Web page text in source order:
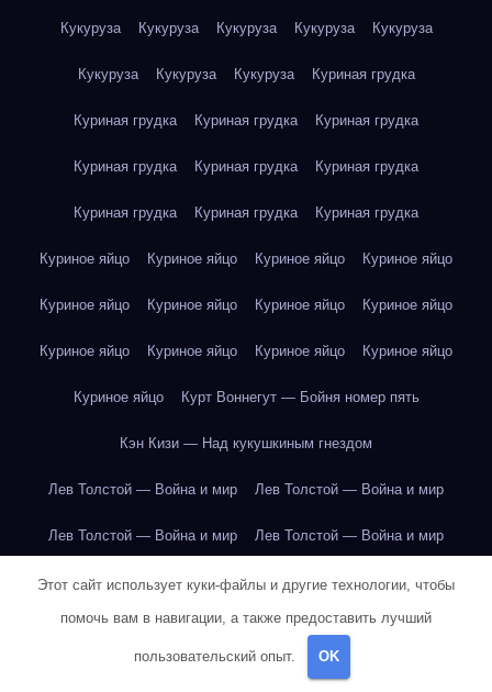
Кукуруза Кукуруза Кукуруза Кукуруза Кукуруза
Кукуруза Кукуруза Кукуруза Куриная грудка
Куриная грудка Куриная грудка Куриная грудка
Куриная грудка Куриная грудка Куриная грудка
Куриная грудка Куриная грудка Куриная грудка
Куриное яйцо Куриное яйцо Куриное яйцо Куриное яйцо
Куриное яйцо Куриное яйцо Куриное яйцо Куриное яйцо
Куриное яйцо Куриное яйцо Куриное яйцо Куриное яйцо
Куриное яйцо Курт Воннегут — Бойня номер пять
Кэн Кизи — Над кукушкиным гнездом
Лев Толстой — Война и мир Лев Толстой — Война и мир
Лев Толстой — Война и мир Лев Толстой — Война и мир
Лев Толстой — Война и мир Лев Толстой — Война и мир
Лев Толстой — Война и мир Лев Толстой — Война и мир
Лев Толстой — Война и мир
Этот сайт использует куки-файлы и другие технологии, чтобы
помочь вам в навигации, а также предоставить лучший
пользовательский опыт. OK